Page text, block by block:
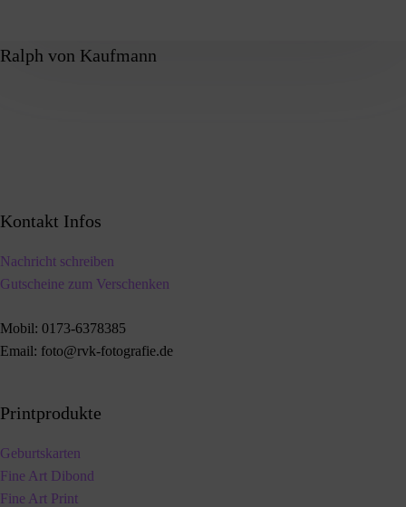
Ralph von Kaufmann
Kontakt Infos
Nachricht schreiben
Gutscheine zum Verschenken
Mobil: 0173-6378385
Email: foto@rvk-fotografie.de
Printprodukte
Geburtskarten
Fine Art Dibond
Fine Art Print